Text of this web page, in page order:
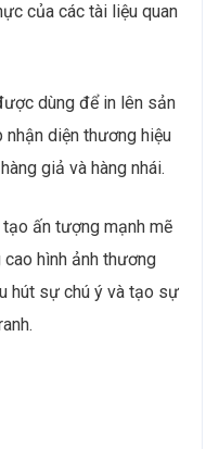
của các tài liệu quan
dùng để in lên sản
diện thương hiệu
giả và hàng nhái.
ấn tượng mạnh mẽ
cao hình ảnh thương
hút sự chú ý và tạo sự